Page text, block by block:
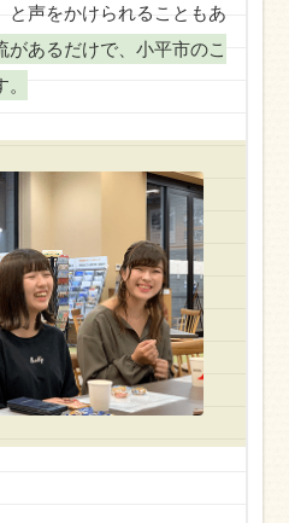
と声をかけられることもあ
があるだけで、小平市のこ